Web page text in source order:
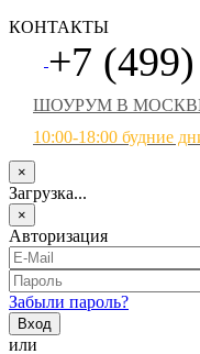
КОНТАКТЫ
+7
ШОУРУМ В
10:00-18:00 будние
×
Загрузка...
×
Авторизация
Забыли пароль?
или